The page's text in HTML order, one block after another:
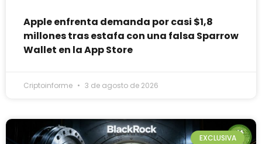
Apple enfrenta demanda por casi $1,8
millones tras estafa con una falsa Sparrow
Wallet en la App Store
Criptoinforme 3 de agosto de 2026
EXCLUSIVA